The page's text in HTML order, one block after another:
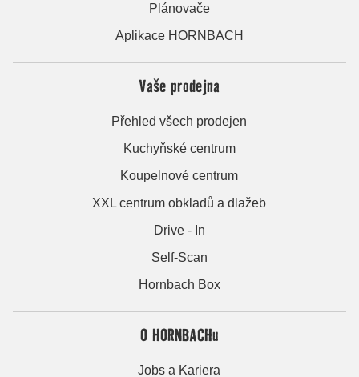
Plánovače
Aplikace HORNBACH
Vaše prodejna
Přehled všech prodejen
Kuchyňské centrum
Koupelnové centrum
XXL centrum obkladů a dlažeb
Drive - In
Self-Scan
Hornbach Box
O HORNBACHu
Jobs a Kariera